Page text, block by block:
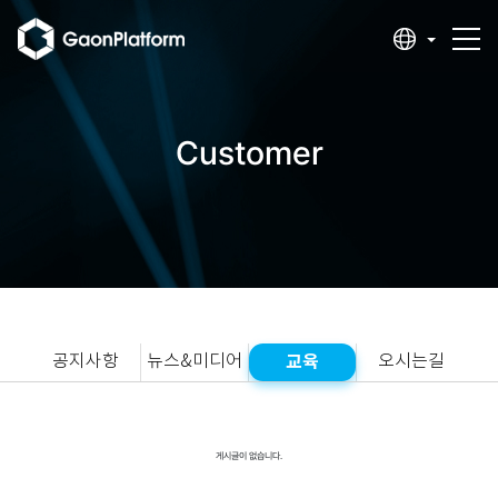
Customer
공지사항 뉴스&미디어 교육 오시는길
게시글이 없습니다.